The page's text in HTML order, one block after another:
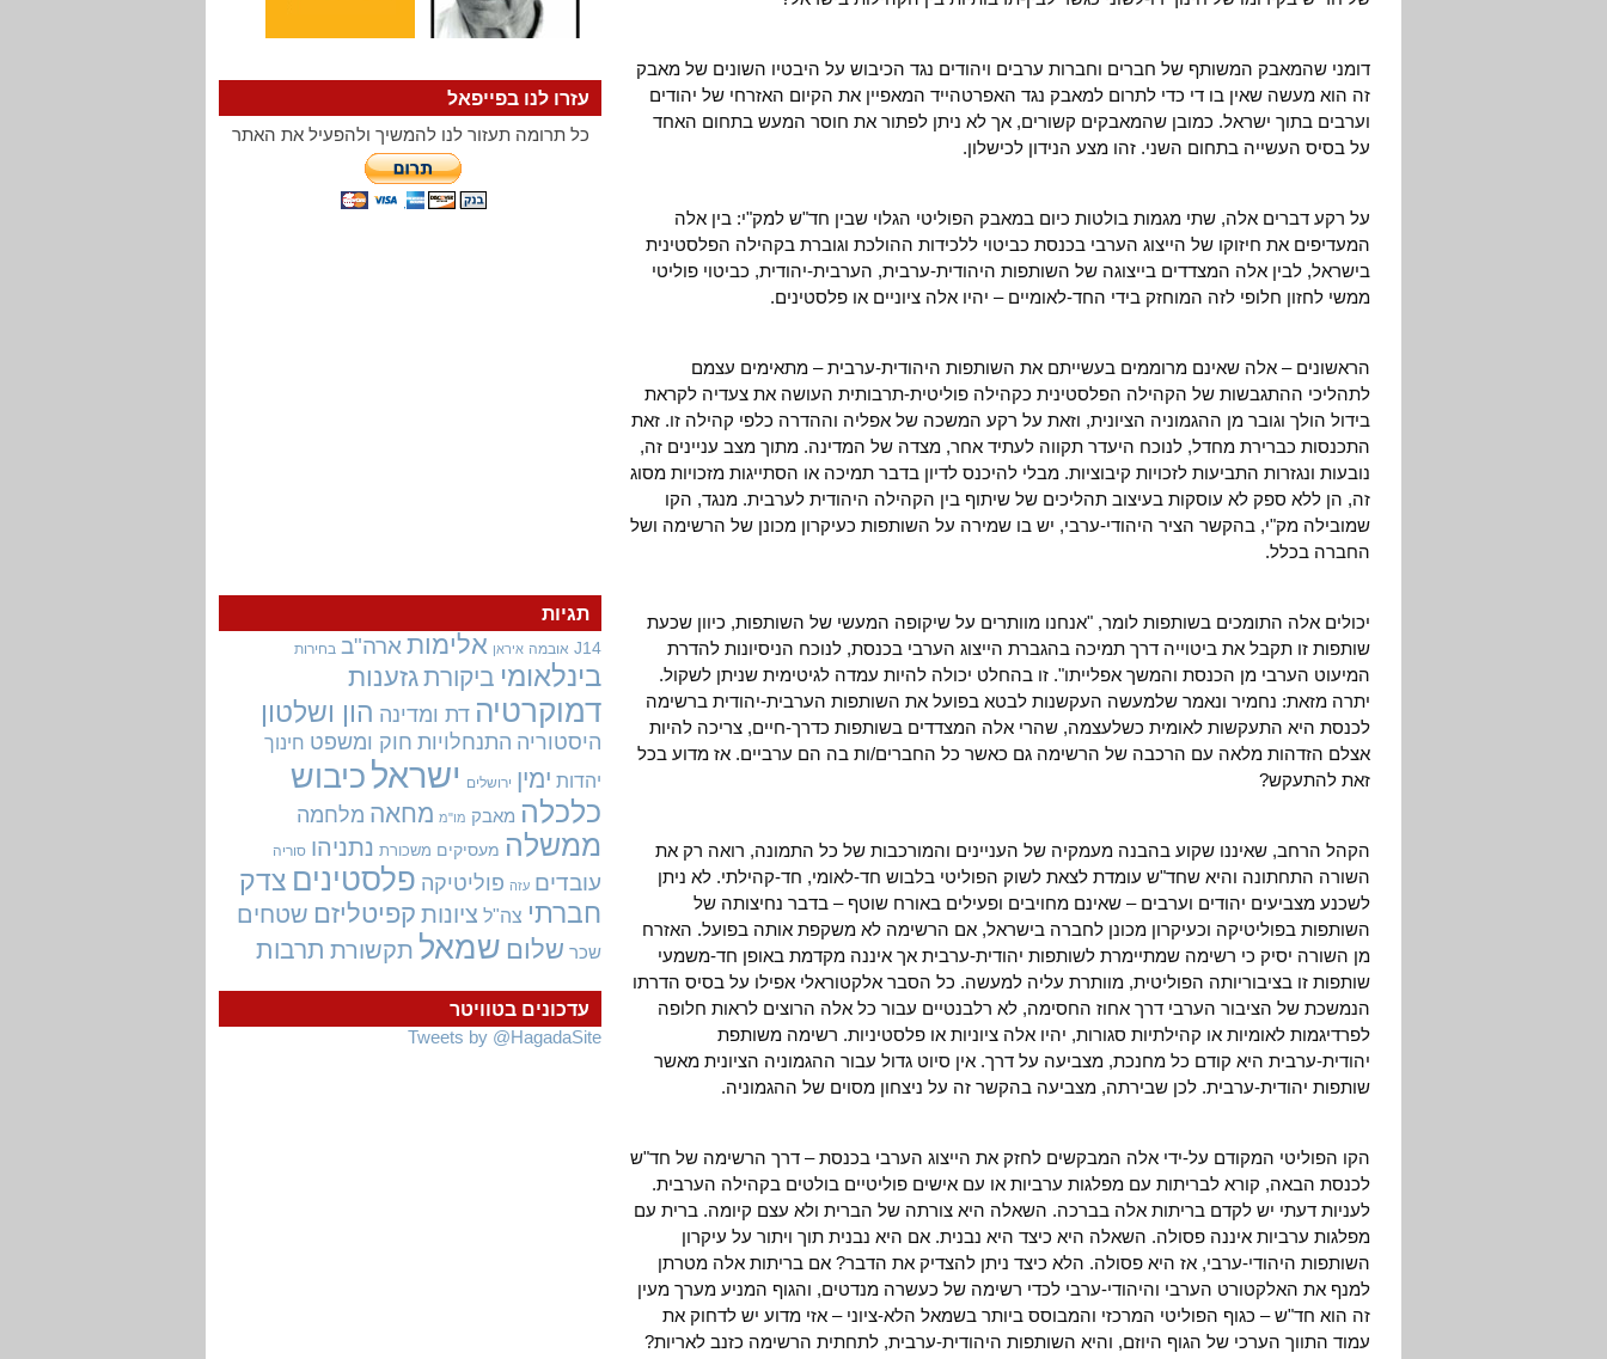
דומני שהמאבק המשותף של חברים וחברות ערבים ויהודים נגד הכיבוש על היבטיו השונים של מאבק
זה הוא מעשה שאין בו די כדי לתרום למאבק נגד האפרטהייד המאפיין את הקיום האזרחי של יהודים
וערבים בתוך ישראל. כמובן שהמאבקים קשורים, אך לא ניתן לפתור את חוסר המעש בתחום האחד
על בסיס העשייה בתחום השני. זהו מצע הנידון לכישלון.
על רקע דברים אלה, שתי מגמות בולטות כיום במאבק הפוליטי הגלוי שבין חד"ש למק"י: בין אלה
המעדיפים את חיזוקו של הייצוג הערבי בכנסת כביטוי ללכידות ההולכת וגוברת בקהילה הפלסטינית
בישראל, לבין אלה המצדדים בייצוגה של השותפות היהודית-ערבית, הערבית-יהודית, כביטוי פוליטי
ממשי לחזון חלופי לזה המוחזק בידי החד-לאומיים – יהיו אלה ציוניים או פלסטינים.
הראשונים – אלה שאינם מרוממים בעשייתם את השותפות היהודית-ערבית – מתאימים עצמם
לתהליכי ההתגבשות של הקהילה הפלסטינית כקהילה פוליטית-תרבותית העושה את צעדיה לקראת
בידול הולך וגובר מן ההגמוניה הציונית, וזאת על רקע המשכה של אפליה וההדרה כלפי קהילה זו. זאת
התכנסות כברירת מחדל, לנוכח היעדר תקווה לעתיד אחר, מצדה של המדינה. מתוך מצב עניינים זה,
נובעות ונגזרות התביעות לזכויות קיבוציות. מבלי להיכנס לדיון בדבר תמיכה או הסתייגות מזכויות מסוג
זה, הן ללא ספק לא עוסקות בעיצוב תהליכים של שיתוף בין הקהילה היהודית לערבית. מנגד, הקו
שמובילה מק"י, בהקשר הציר היהודי-ערבי, יש בו שמירה על השותפות כעיקרון מכונן של הרשימה ושל
החברה בכלל.
יכולים אלה התומכים בשותפות לומר, "אנחנו מוותרים על שיקופה המעשי של השותפות, כיוון שכעת
שותפות זו תקבל את ביטוייה דרך תמיכה בהגברת הייצוג הערבי בכנסת, לנוכח הניסיונות להדרת
המיעוט הערבי מן הכנסת והמשך אפלייתו". זו בהחלט יכולה להיות עמדה לגיטימית שניתן לשקול.
יתרה מזאת: נחמיר ונאמר שלמעשה העקשנות לבטא בפועל את השותפות הערבית-יהודית ברשימה
לכנסת היא התעקשות לאומית כשלעצמה, שהרי אלה המצדדים בשותפות כדרך-חיים, צריכה להיות
אצלם הזדהות מלאה עם הרכבה של הרשימה גם כאשר כל החברים/ות בה הם ערביים. אז מדוע בכל
זאת להתעקש?
הקהל הרחב, שאיננו שקוע בהבנה מעמקיה של העניינים והמורכבות של כל התמונה, רואה רק את
השורה התחתונה והיא שחד"ש עומדת לצאת לשוק הפוליטי בלבוש חד-לאומי, חד-קהילתי. לא ניתן
לשכנע מצביעים יהודים וערבים – שאינם מחויבים ופעילים באורח שוטף – בדבר נחיצותה של
השותפות בפוליטיקה וכעיקרון מכונן לחברה בישראל, אם הרשימה לא משקפת אותה בפועל. האזרח
מן השורה יסיק כי רשימה שמתיימרת לשותפות יהודית-ערבית אך איננה מקדמת באופן חד-משמעי
שותפות זו בציבוריותה הפוליטית, מוותרת עליה למעשה. כל הסבר אלקטוראלי אפילו על בסיס הדרתו
הנמשכת של הציבור הערבי דרך אחוז החסימה, לא רלבנטיים עבור כל אלה הרוצים לראות חלופה
לפרדיגמות לאומיות או קהילתיות סגורות, יהיו אלה ציוניות או פלסטיניות. רשימה משותפת
יהודית-ערבית היא קודם כל מחנכת, מצביעה על דרך. אין סיוט גדול עבור ההגמוניה הציונית מאשר
שותפות יהודית-ערבית. לכן שבירתה, מצביעה בהקשר זה על ניצחון מסוים של ההגמוניה.
הקו הפוליטי המקודם על-ידי אלה המבקשים לחזק את הייצוג הערבי בכנסת – דרך הרשימה של חד"ש
לכנסת הבאה, קורא לבריתות עם מפלגות ערביות או עם אישים פוליטיים בולטים בקהילה הערבית.
לעניות דעתי יש לקדם בריתות אלה בברכה. השאלה היא צורתה של הברית ולא עצם קיומה. ברית עם
מפלגות ערביות איננה פסולה. השאלה היא כיצד היא נבנית. אם היא נבנית תוך ויתור על עיקרון
השותפות היהודי-ערבי, אז היא פסולה. הלא כיצד ניתן להצדיק את הדבר? אם בריתות אלה מטרתן
למנף את האלקטורט הערבי והיהודי-ערבי לכדי רשימה של כעשרה מנדטים, והגוף המניע מערך מעין
זה הוא חד"ש – כגוף הפוליטי המרכזי והמבוסס ביותר בשמאל הלא-ציוני – אזי מדוע יש לדחוק את
עמוד התווך הערכי של הגוף היוזם, והיא השותפות היהודית-ערבית, לתחתית הרשימה כזנב לאריות?
עזרו לנו בפייפאל
כל תרומה תעזור לנו להמשיך ולהפעיל את האתר
עדכונים בטוויטר
Tweets by @HagadaSite
תגיות
J14 אובמה איראן אלימות ארה"ב בחירות
בינלאומי ביקורתגזענות
דמוקרטיה דת ומדינה הון ושלטון
היסטוריה התנחלויות חוק ומשפט חינוך
יהדות ימין ירושלים ישראל כיבוש
כלכלה מאבק מו"מ מחאה מלחמה
ממשלה מעסיקים משכורת נתניהו סוריה
עובדים עזה פוליטיקה פלסטינים צדק
חברתי צה"ל ציונות קפיטליזם שטחים
שכר שלום שמאל תקשורת תרבות